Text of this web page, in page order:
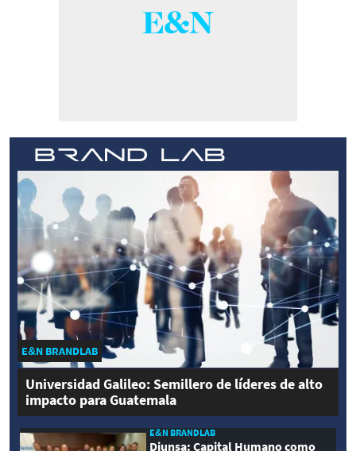
E&N BRANDLAB
Universidad Galileo: Semillero de líderes de alto
impacto para Guatemala
E&N BRANDLAB
Diunsa: Capital Humano como